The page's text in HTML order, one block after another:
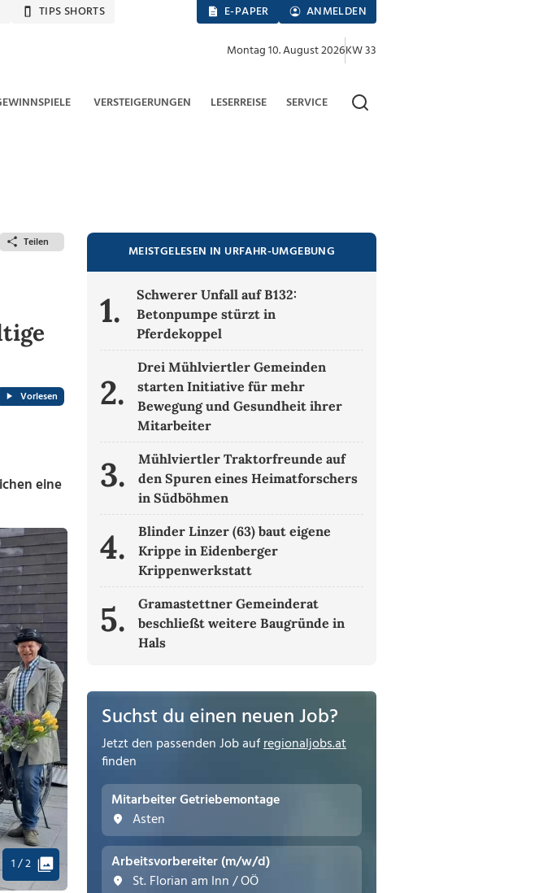
TIPS SHORTS E-PAPER ANMELDEN
Montag 10. August 2026KW 33
VERSTEIGERUNGEN LESERREISE SERVICE
Teilen
Vorlesen
eine
1 / 2
MEISTGELESEN IN URFAHR-UMGEBUNG
1.
Schwerer Unfall auf B132:
Betonpumpe stürzt in
Pferdekoppel
2.
Drei Mühlviertler Gemeinden
starten Initiative für mehr
Bewegung und Gesundheit ihrer
Mitarbeiter
3.
Mühlviertler Traktorfreunde auf
den Spuren eines Heimatforschers
in Südböhmen
4.
Blinder Linzer (63) baut eigene
Krippe in Eidenberger
Krippenwerkstatt
5.
Gramastettner Gemeinderat
beschließt weitere Baugründe in
Hals
Suchst du einen neuen Job?
Jetzt den passenden Job aufregionaljobs.at
finden
Mitarbeiter Getriebemontage
Asten
Arbeitsvorbereiter (m/w/d)
St. Florian am Inn / OÖ